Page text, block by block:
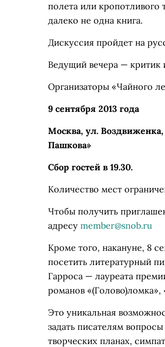
полета или кропотливого
далеко не одна книга.
Дискуссия пройдет на
Ведущий вечера —
Организаторы «Чайного
9 сентября 2013 года
Москва, ул.
Пашкова»
Сбор гостей в 19.30.
Количество мест
Чтобы получить
адресу member@snob.ru
Кроме того, накануне, 8
посетить литературный
Гарроса — лауреата
романов
Это уникальная
задать писателям
творческих планах,